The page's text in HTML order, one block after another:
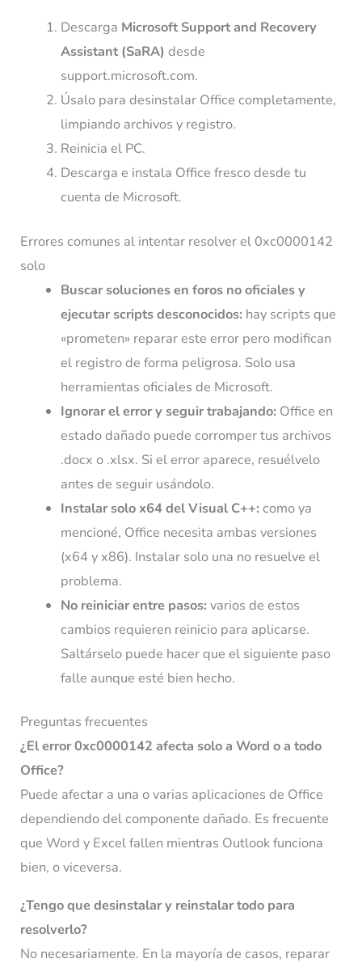
Descarga Microsoft Support and Recovery
Assistant (SaRA) desde
support.microsoft.com.
Úsalo para desinstalar Office completamente,
limpiando archivos y registro.
Reinicia el PC.
Descarga e instala Office fresco desde tu
cuenta de Microsoft.
Errores comunes al intentar resolver el 0xc0000142
solo
Buscar soluciones en foros no oficiales y
ejecutar scripts desconocidos: hay scripts que
«prometen» reparar este error pero modifican
el registro de forma peligrosa. Solo usa
herramientas oficiales de Microsoft.
Ignorar el error y seguir trabajando: Office en
estado dañado puede corromper tus archivos
.docx o .xlsx. Si el error aparece, resuélvelo
antes de seguir usándolo.
Instalar solo x64 del Visual C++: como ya
mencioné, Office necesita ambas versiones
(x64 y x86). Instalar solo una no resuelve el
problema.
No reiniciar entre pasos: varios de estos
cambios requieren reinicio para aplicarse.
Saltárselo puede hacer que el siguiente paso
falle aunque esté bien hecho.
Preguntas frecuentes
¿El error 0xc0000142 afecta solo a Word o a todo
Office?
Puede afectar a una o varias aplicaciones de Office
dependiendo del componente dañado. Es frecuente
que Word y Excel fallen mientras Outlook funciona
bien, o viceversa.
¿Tengo que desinstalar y reinstalar todo para
resolverlo?
No necesariamente. En la mayoría de casos, reparar